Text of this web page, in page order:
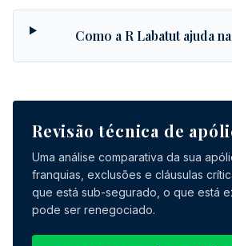
Como a R Labatut ajuda
Revisão técnica de
Uma análise comparativa da sua
franquias, exclusões e cláusulas
que está sub-segurado, o que está
pode ser renegociado.